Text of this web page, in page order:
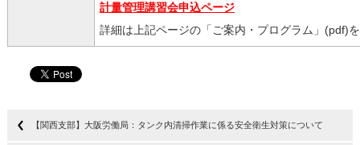
計量管理講習会申込ページ
詳細は上記ページの「ご案内・プログラム」(pdf)
【関西支部】大阪労働局：タンク内清掃作業に係る安全衛生対策について